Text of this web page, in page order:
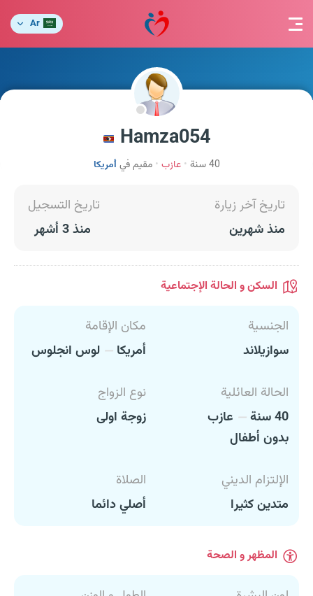
Ar
Hamza054
40 سنة عازب مقيم في أمريكا
تاريخ آخر زيارة
منذ شهرين
تاريخ التسجيل
منذ 3 أشهر
السكن و الحالة الإجتماعية
الجنسية
سوازيلاند
مكان الإقامة
أمريكا
لوس انجلوس
الحالة العائلية
40 سنة
عازب
بدون أطفال
نوع الزواج
زوجة اولى
الإلتزام الديني
متدين كثيرا
الصلاة
أصلي دائما
المظهر و الصحة